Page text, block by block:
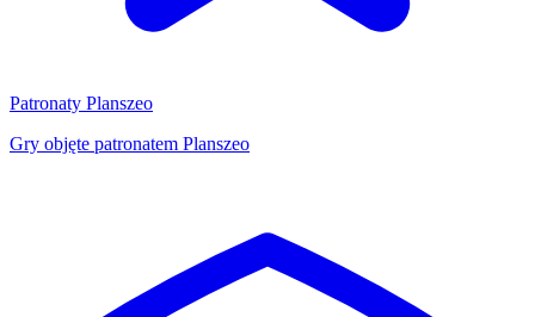
Patronaty Planszeo
Gry objęte patronatem Planszeo